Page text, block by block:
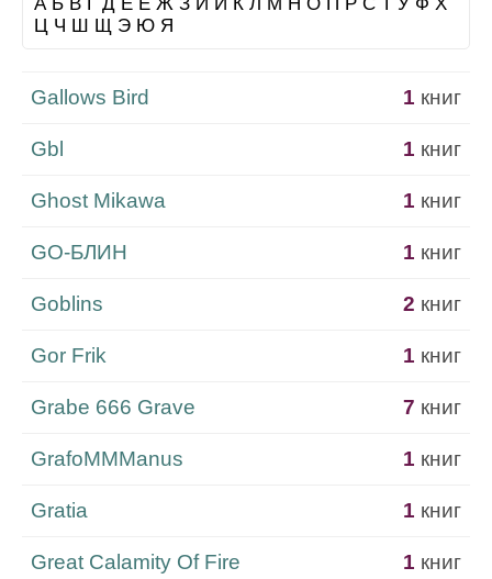
Ц Ч Ш Щ Э Ю Я
Gallows Bird 1 книг
Gbl 1 книг
Ghost Mikawa 1 книг
GO-БЛИН 1 книг
Goblins 2 книг
Gor Frik 1 книг
Grabe 666 Grave 7 книг
GrafoMMManus 1 книг
Gratia 1 книг
Great Calamity Of Fire 1 книг